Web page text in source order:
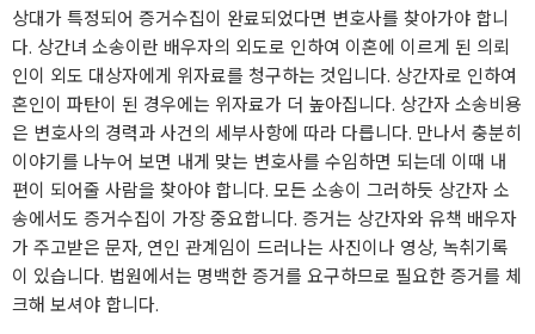
상대가 특정되어 증거수집이 완료되었다면 변호사를 찾아가야 합니
다. 상간녀 소송이란 배우자의 외도로 인하여 이혼에 이르게 된 의뢰
인이 외도 대상자에게 위자료를 청구하는 것입니다. 상간자로 인하여
혼인이 파탄이 된 경우에는 위자료가 더 높아집니다. 상간자 소송비용
은 변호사의 경력과 사건의 세부사항에 따라 다릅니다. 만나서 충분히
이야기를 나누어 보면 내게 맞는 변호사를 수임하면 되는데 이때 내
편이 되어줄 사람을 찾아야 합니다. 모든 소송이 그러하듯 상간자 소
송에서도 증거수집이 가장 중요합니다. 증거는 상간자와 유책 배우자
가 주고받은 문자, 연인 관계임이 드러나는 사진이나 영상, 녹취기록
이 있습니다. 법원에서는 명백한 증거를 요구하므로 필요한 증거를 체
크해 보셔야 합니다.